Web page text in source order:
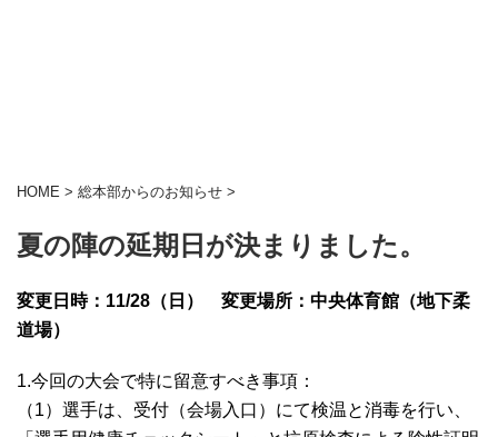
HOME > 総本部からのお知らせ >
夏の陣の延期日が決まりました。
変更日時：11/28（日） 変更場所：中央体育館（地下柔
道場）
1.今回の大会で特に留意すべき事項：
（1）選手は、受付（会場入口）にて検温と消毒を行い、